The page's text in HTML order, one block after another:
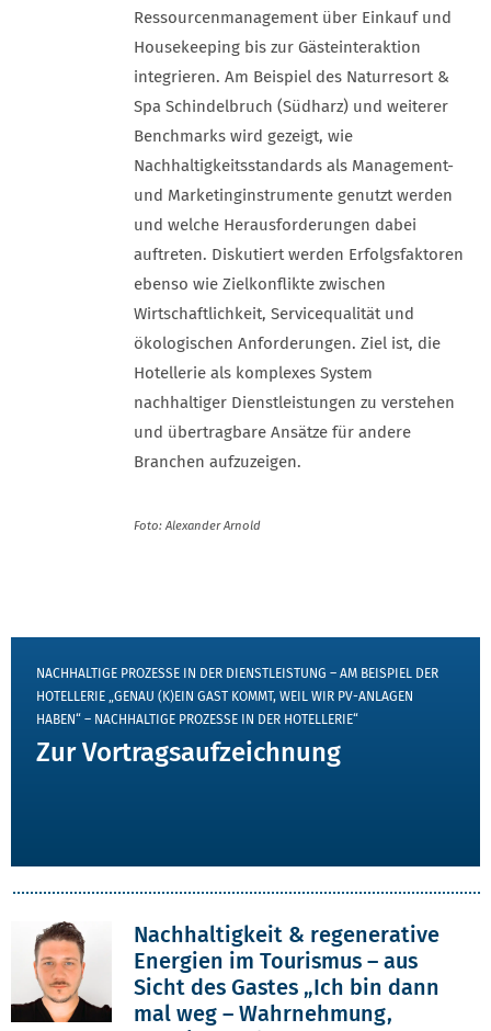
Ressourcenmanagement über Einkauf und
Housekeeping bis zur Gästeinteraktion
integrieren. Am Beispiel des Naturresort &
Spa Schindelbruch (Südharz) und weiterer
Benchmarks wird gezeigt, wie
Nachhaltigkeitsstandards als Management-
und Marketinginstrumente genutzt werden
und welche Herausforderungen dabei
auftreten. Diskutiert werden Erfolgsfaktoren
ebenso wie Zielkonflikte zwischen
Wirtschaftlichkeit, Servicequalität und
ökologischen Anforderungen. Ziel ist, die
Hotellerie als komplexes System
nachhaltiger Dienstleistungen zu verstehen
und übertragbare Ansätze für andere
Branchen aufzuzeigen.
Foto: Alexander Arnold
NACHHALTIGE PROZESSE IN DER DIENSTLEISTUNG – AM BEISPIEL DER
HOTELLERIE „GENAU (K)EIN GAST KOMMT, WEIL WIR PV-ANLAGEN
HABEN“ – NACHHALTIGE PROZESSE IN DER HOTELLERIE“
Zur Vortragsaufzeichnung
Nachhaltigkeit & regenerative
Energien im Tourismus – aus
Sicht des Gastes „Ich bin dann
mal weg – Wahrnehmung,